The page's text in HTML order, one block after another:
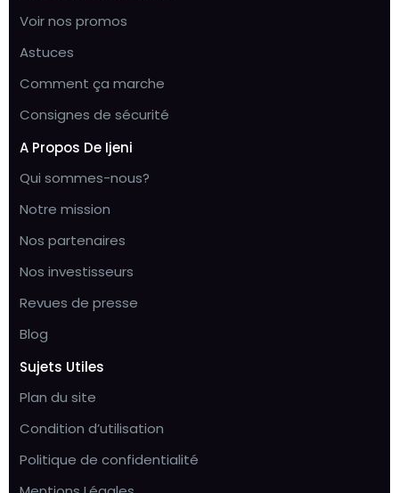
Voir nos promos
Astuces
Comment ça marche
Consignes de sécurité
A Propos De Ijeni
Qui sommes-nous?
Notre mission
Nos partenaires
Nos investisseurs
Revues de presse
Blog
Sujets Utiles
Plan du site
Condition d’utilisation
Politique de confidentialité